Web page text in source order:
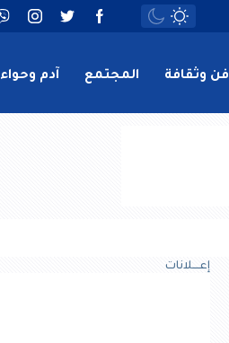
فن وثقافة المجتمع آدم وحواء
إعــــلانات